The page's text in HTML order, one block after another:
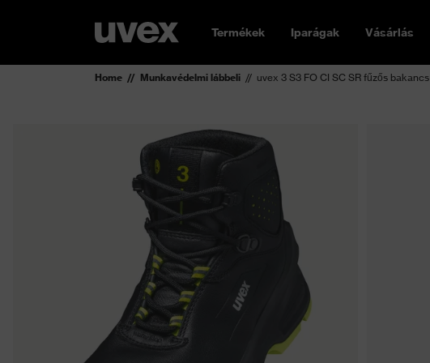
Termékek Iparágak Vásárlás
Home Munkavédelmi lábbeli uvex 3 S3 FO CI SC SR fűzős bakancs